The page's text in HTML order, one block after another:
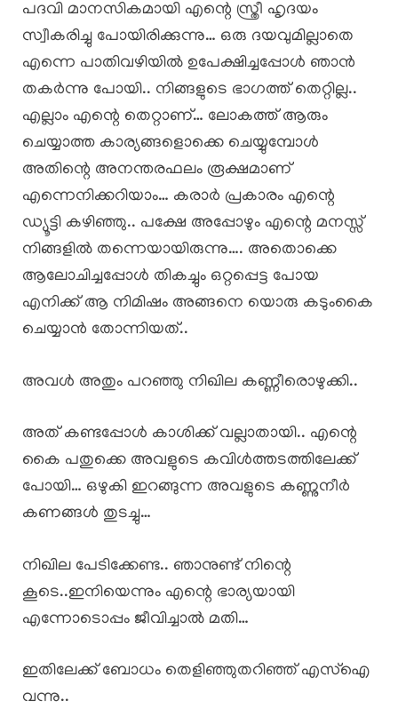
പദവി മാനസികമായി എന്റെ സ്ത്രീ ഹൃദയം
സ്വീകരിച്ചു പോയിരിക്കുന്നു… ഒരു ദയവുമില്ലാതെ
എന്നെ പാതിവഴിയിൽ ഉപേക്ഷിച്ചപ്പോൾ ഞാൻ
തകർന്നു പോയി.. നിങ്ങളുടെ ഭാഗത്ത് തെറ്റില്ല..
എല്ലാം എന്റെ തെറ്റാണ്… ലോകത്ത് ആരും
ചെയ്യാത്ത കാര്യങ്ങളൊക്കെ ചെയ്യുമ്പോൾ
അതിന്റെ അനന്തരഫലം രൂക്ഷമാണ്
എന്നെനിക്കറിയാം… കരാർ പ്രകാരം എന്റെ
ഡ്യൂട്ടി കഴിഞ്ഞു.. പക്ഷേ അപ്പോഴും എന്റെ മനസ്സ്
നിങ്ങളിൽ തന്നെയായിരുന്നു…. അതൊക്കെ
ആലോചിച്ചപ്പോൾ തികച്ചും ഒറ്റപ്പെട്ട പോയ
എനിക്ക് ആ നിമിഷം അങ്ങനെ യൊരു കടുംകൈ
ചെയ്യാൻ തോന്നിയത്..
അവൾ അതും പറഞ്ഞു നിഖില കണ്ണീരൊഴുക്കി..
അത് കണ്ടപ്പോൾ കാശിക്ക് വല്ലാതായി.. എന്റെ
കൈ പതുക്കെ അവളുടെ കവിൾത്തടത്തിലേക്ക്
പോയി… ഒഴുകി ഇറങ്ങുന്ന അവളുടെ കണ്ണുനീർ
കണങ്ങൾ തുടച്ചു…
നിഖില പേടിക്കേണ്ട.. ഞാനുണ്ട് നിന്റെ
കൂടെ..ഇനിയെന്നും എന്റെ ഭാര്യയായി
എന്നോടൊപ്പം ജീവിച്ചാൽ മതി…
ഇതിലേക്ക് ബോധം തെളിഞ്ഞുതറിഞ്ഞ് എസ്ഐ
വന്നു..